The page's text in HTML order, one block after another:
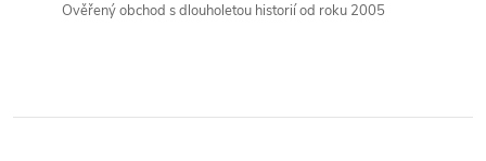
Ověřený obchod s dlouholetou historií od roku 2005